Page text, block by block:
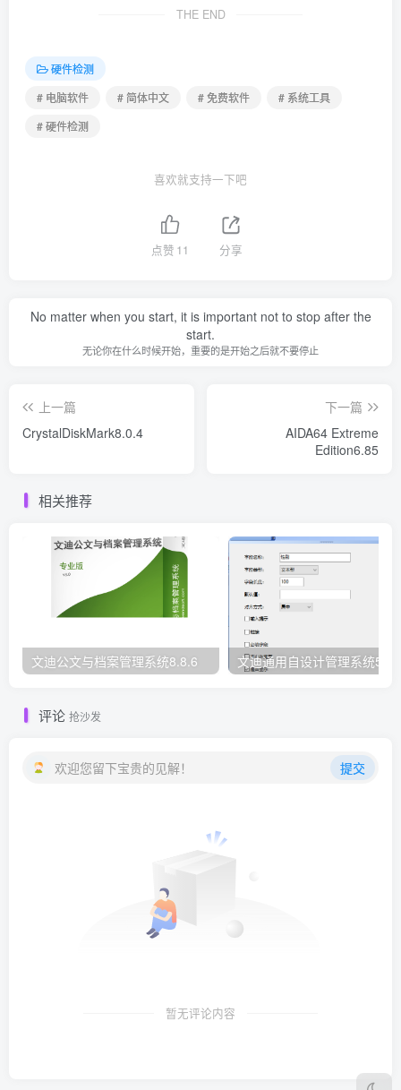
THE END
硬件检测
# 电脑软件
# 简体中文 # 免费软件
# 系统工具
# 硬件检测
喜欢就支持一下吧
点赞 11 分享
No matter when you start, it is important not to stop after the
start.
无论你在什么时候开始，重要的是开始之后就不要停止
上一篇
CrystalDiskMark8.0.4
下一篇
AIDA64 Extreme
Edition6.85
相关推荐
文迪公文与档案管理系统8.8.6 文迪通用自设计管理系统
评论 抢沙发
欢迎您留下宝贵的见解！ 提交
暂无评论内容